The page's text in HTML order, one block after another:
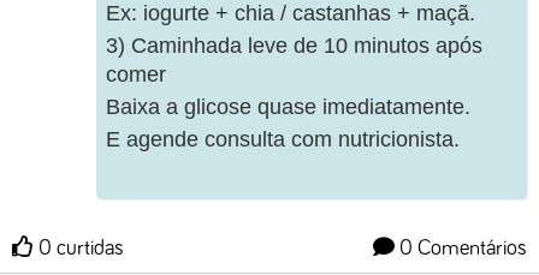
Ex: iogurte + chia / castanhas + maçã.
3) Caminhada leve de 10 minutos após
comer
Baixa a glicose quase imediatamente.
E agende consulta com nutricionista.
0 Comentários
0 curtidas